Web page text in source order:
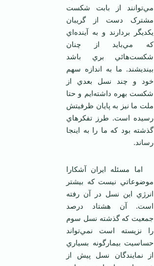
مي‌توانند از بابت شکست
مشترک دست از گريبان
يکديگر بردارند و به آينده‌اي
که مي‌بايد از چنان
شکست‌هائي بري باشد
بينديشند. ما به اندازه سهم
خود و چند نسل بعدي از
شکست بهره داشته‌ايم و حتا
ملت ما نيز به پايان ظرفيتش
رسيده است. طرز تفکرهاي
گذشته بود که ما را به اينجا
رساند.
اما مسئله ايران آشکارا
موضوعاتي نيست که بيشتر
انرژي اين نسل در آن رفته
است. آن هشتاد درصد
جمعيت که گذشته نسل سوم
را نزيسته است نمي‌تواند
حساسيت بيمارگونه بسياري
از نمايندگان نسل پيش از